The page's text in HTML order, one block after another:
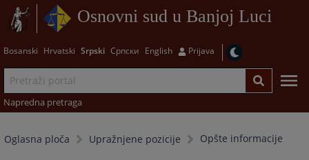
Osnovni sud u Banjoj Luci
Bosanski Hrvatski Srpski Српски English Prijava
Napredna pretraga
Oglasna ploča Upražnjene pozicije Opšte informacije